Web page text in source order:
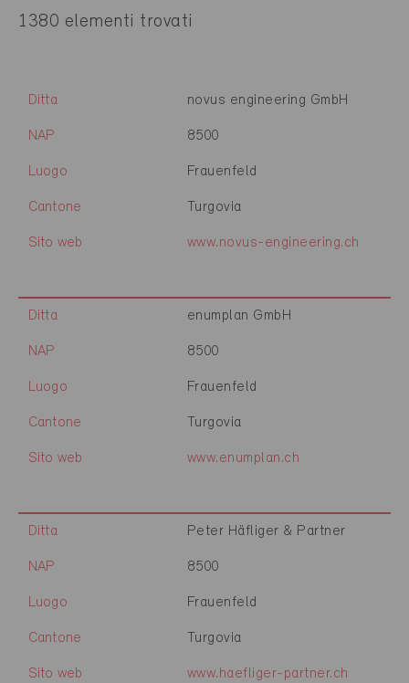
1380 elementi trovati
Ditta novus engineering GmbH
NAP 8500
Luogo Frauenfeld
Cantone Turgovia
Sito web www.novus-engineering.ch
Ditta enumplan GmbH
NAP 8500
Luogo Frauenfeld
Cantone Turgovia
Sito web www.enumplan.ch
Ditta Peter Häfliger & Partner
NAP 8500
Luogo Frauenfeld
Cantone Turgovia
Sito web www.haefliger-partner.ch